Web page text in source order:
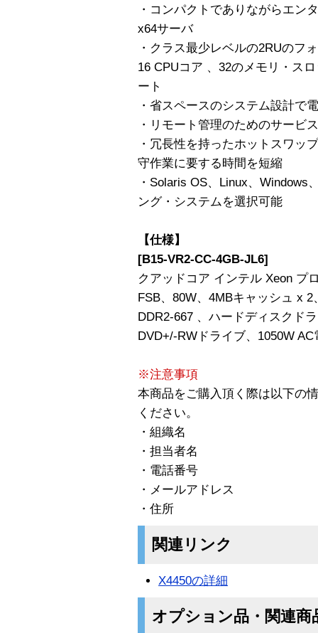
・コンパクトでありながらエン
x64サーバ
・クラス最少レベルの2RUのフ
16 CPUコア 、32のメモリ・ス
ート
・省スペースのシステム設計で
・リモート管理のためのサービ
・冗長性を持ったホットスワッ
守作業に要する時間を短縮
・Solaris OS、Linux、Windows
ング・システムを選択可能
【仕様】
[B15-VR2-CC-4GB-JL6]
クアッドコア インテル Xeon プ
FSB、80W、4MBキャッシュ x
DDR2-667 、ハードディスクド
DVD+/-RWドライブ、1050W AC
※注意事項
本商品をご購入頂く際は以下の
ください。
・組織名
・担当者名
・電話番号
・メールアドレス
・住所
関連リンク
X4450の詳細
オプション品・関連商